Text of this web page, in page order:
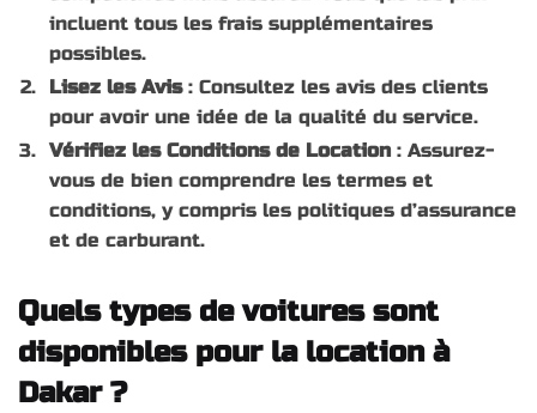
incluent tous les frais supplémentaires
possibles.
Lisez les Avis: Consultez les avis des clients
pour avoir une idée de la qualité du service.
Vérifiez les Conditions de Location : Assurez-
vous de bien comprendre les termes et
conditions, y compris les politiques d’assurance
et de carburant.
Quels types de voitures sont
disponibles pour la location à
Dakar ?